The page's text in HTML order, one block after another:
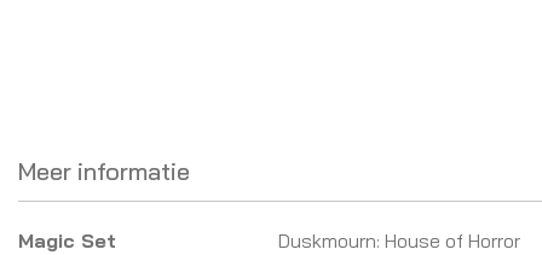
Meer informatie
Meer
Magic Set
Duskmourn: House of Horror